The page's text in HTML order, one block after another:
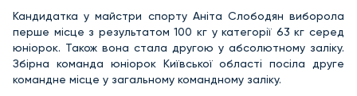
Кандидатка у майстри спорту Аніта Слободян виборола
перше місце з результатом 100 кг у категорії 63 кг серед
юніорок. Також вона стала другою у абсолютному заліку.
Збірна команда юніорок Київської області посіла друге
командне місце у загальному командному заліку.